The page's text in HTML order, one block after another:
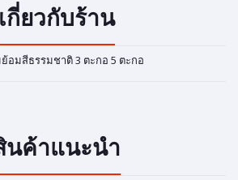
เกี่ยวกับร้าน
อมสีธรรมชาติ 3 ตะกอ 5 ตะกอ
นค้าแนะนำ